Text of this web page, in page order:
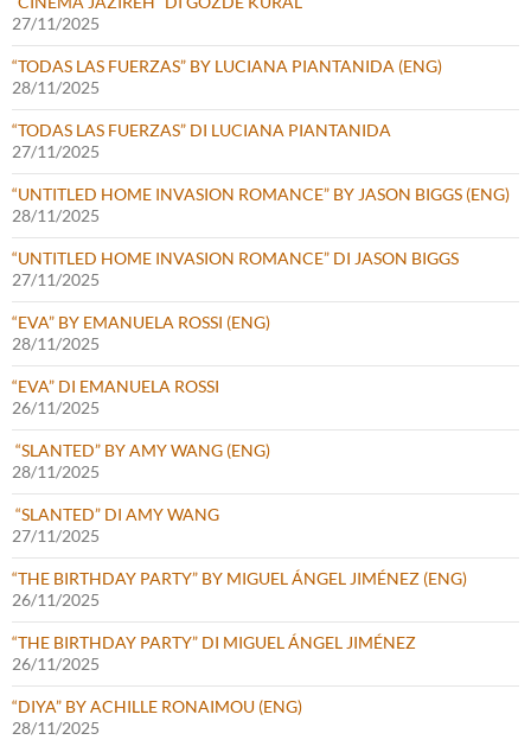
27/11/2025
“TODAS LAS FUERZAS” BY LUCIANA PIANTANIDA (ENG)
28/11/2025
“TODAS LAS FUERZAS” DI LUCIANA PIANTANIDA
27/11/2025
“UNTITLED HOME INVASION ROMANCE” BY JASON BIGGS (ENG)
28/11/2025
“UNTITLED HOME INVASION ROMANCE” DI JASON BIGGS
27/11/2025
“EVA” BY EMANUELA ROSSI (ENG)
28/11/2025
“EVA” DI EMANUELA ROSSI
26/11/2025
“SLANTED” BY AMY WANG (ENG)
28/11/2025
“SLANTED” DI AMY WANG
27/11/2025
“THE BIRTHDAY PARTY” BY MIGUEL ÁNGEL JIMÉNEZ (ENG)
26/11/2025
“THE BIRTHDAY PARTY” DI MIGUEL ÁNGEL JIMÉNEZ
26/11/2025
“DIYA” BY ACHILLE RONAIMOU (ENG)
28/11/2025